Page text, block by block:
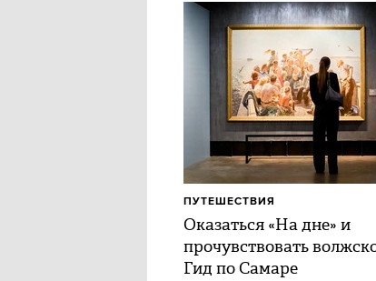
Оказаться «На дне» и
прочувствовать
Гид по Самаре
ПУТЕШЕСТВИЯ